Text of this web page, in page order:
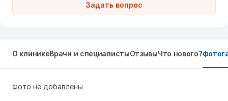
Задать вопрос
О клиникеВрачи и специалистыОтзывыЧто нового?
Фото не добавлены